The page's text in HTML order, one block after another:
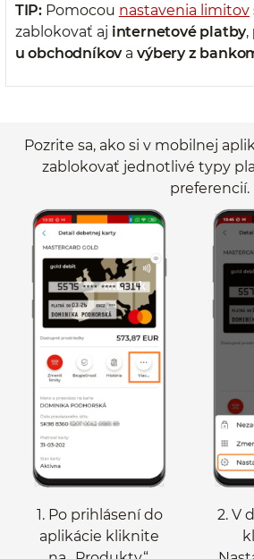
TIP:Pomocou nastavenia limitov
zablokovať aj internetové platby,
u obchodníkovavýbery z
Pozrite sa, ako si v mobilnej
zablokovať jednotlivé typy
preferencií.
1. Po prihlásení do
aplikácie kliknite
2. V